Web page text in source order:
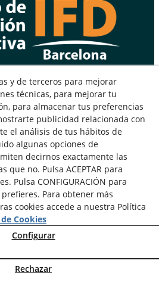
08 08
Política de Privacidad
y de terceros para mejorar
técnicas, para mejorar tu
para almacenar tus preferencias
publicidad relacionada con
el análisis de tus hábitos de
algunas opciones de
decirnos exactamente las
que no. Pulsa ACEPTAR para
Pulsa CONFIGURACIÓN para
Para obtener más
cookies accede a nuestra Política
Cookies
Configurar
Rechazar